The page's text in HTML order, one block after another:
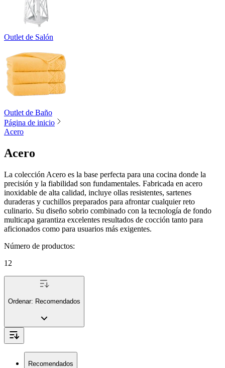
Outlet de Salón
Outlet de Baño
Página de inicio
Acero
Acero
La colección Acero es la base perfecta para una cocina donde la
precisión y la fiabilidad son fundamentales. Fabricada en acero
inoxidable de alta calidad, incluye ollas resistentes, sartenes
duraderas y cuchillos preparados para afrontar cualquier reto
culinario. Su diseño sobrio combinado con la tecnología de fondo
multicapa garantiza excelentes resultados de cocción tanto para
aficionados como para usuarios más exigentes.
Número de productos:
12
Ordenar: Recomendados
Recomendados